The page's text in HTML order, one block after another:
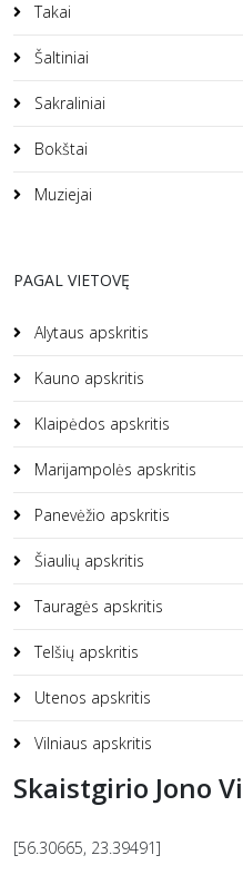
Takai
Šaltiniai
Sakraliniai
Bokštai
Muziejai
PAGAL VIETOVĘ
Alytaus apskritis
Kauno apskritis
Klaipėdos apskritis
Marijampolės apskritis
Panevėžio apskritis
Šiaulių apskritis
Tauragės apskritis
Telšių apskritis
Utenos apskritis
Vilniaus apskritis
Skaistgirio Jono
[56.30665, 23.39491]